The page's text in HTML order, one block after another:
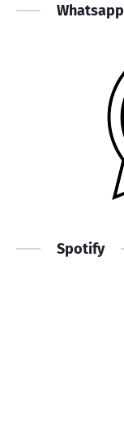
Whatsapp
Spotify